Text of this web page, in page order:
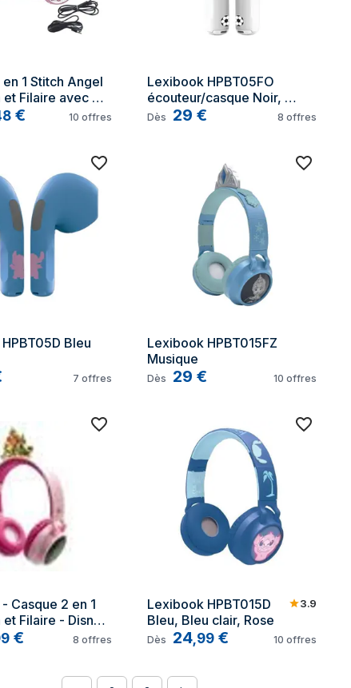
1 Stitch Angel
et Filaire avec
son
€ 10 offres
Lexibook HPBT05FO
écouteur/casque Noir,
Blanc
Dès 29 € 8 offres
Bleu
7 offres
Lexibook HPBT015FZ
Musique
Dès 29 € 10 offres
Casque 2 en 1
Filaire - Disney
- Avec effets
€ 8 offres
Lexibook HPBT015D
Bleu, Bleu clair, Rose
3.9
Dès 24,99 € 10 offres